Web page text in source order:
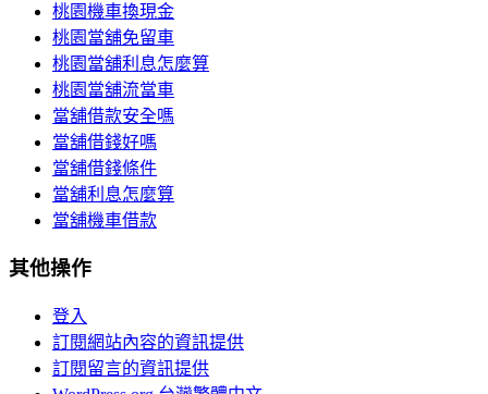
桃園機車換現金
桃園當舖免留車
桃園當舖利息怎麼算
桃園當舖流當車
當舖借款安全嗎
當舖借錢好嗎
當舖借錢條件
當舖利息怎麼算
當舖機車借款
其他操作
登入
訂閱網站內容的資訊提供
訂閱留言的資訊提供